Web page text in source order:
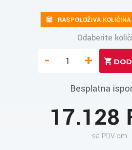
RASPOLOŽIVA
Odaberite
- +
Besplatna
17.128
sa PDV-om